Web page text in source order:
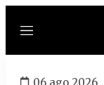
Menú
06 ago 2026